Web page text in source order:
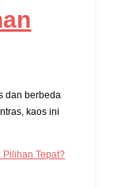
dan berbeda
kaos ini
Pilihan Tepat?